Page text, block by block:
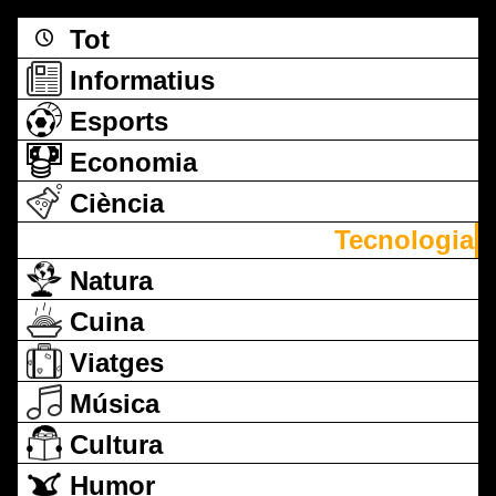
Tot
Informatius
Esports
Economia
Ciència
Tecnologia
Natura
Cuina
Viatges
Música
Cultura
Humor